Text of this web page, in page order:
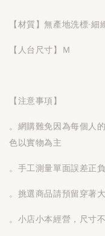
【材質】無產地洗標-細
【人台尺寸】Ｍ
【注意事項】
。網購難免因為每個人
色以實物為主
。手工測量單面誤差正
。挑選商品請預留穿著
。小店小本經營，尺寸